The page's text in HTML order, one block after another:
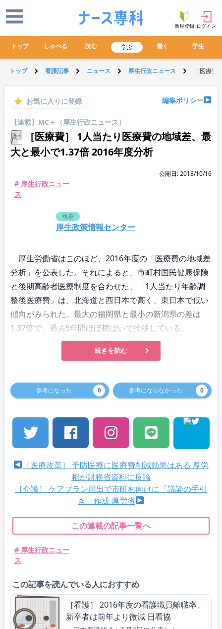
新規登録 ログイン
トップ しゃべる 読む 学ぶ 働く 学生
トップ 看護記事 ニュース 厚生行政ニュース ［医療
お気に入りに登録 編集ポリシー
【連載】MC＋（厚生行政ニュース）
［医療費］ 1人当たり医療費の地域差、最
大と最小で1.37倍 2016年度分析
公開日: 2018/10/16
# 厚生行政ニュー
ス
執筆
厚生政策情報センター
厚生労働省はこのほど、2016年度の「医療費の地域差
分析」を公表した。それによると、市町村国民健康保険
と後期高齢者医療制度を合わせた、「1人当たり年齢調
整後医療費」は、北海道と西日本で高く、東日本で低い
傾向がみられた。最大の福岡県と最小の新潟県の差は
1.37倍で、過去5年間ほぼ横ばいで推移している。
続きを読む
参考になった 0 参考にならなかった 0
［医療改革］ 予防医療に医療費削減効果はある 厚労
相が財務省資料に反論
［介護］ ケアプラン届出で市町村向けに「議論の手引
き」作成 厚労省
この連載の記事一覧へ
# 厚生行政ニュー
ス
この記事を読んでいる人におすすめ
［看護］ 2016年度の看護職員離職率、
新卒者は前年より微減 日看協